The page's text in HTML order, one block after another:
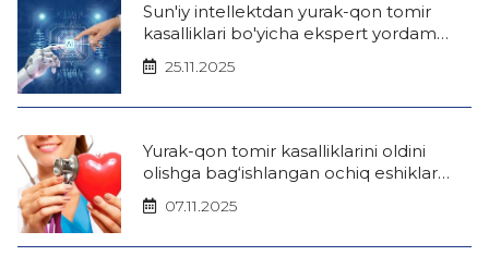
Sun'iy intellektdan yurak-qon tomir
kasalliklari bo'yicha ekspert yordam
mobil ilovasi (android)
25.11.2025
Yurak-qon tomir kasalliklarini oldini
olishga bag‘ishlangan ochiq eshiklar
kuni
07.11.2025